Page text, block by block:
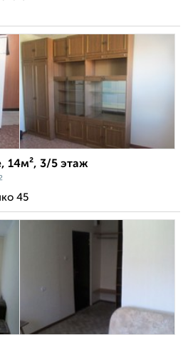
14м², 3/5 этаж
45